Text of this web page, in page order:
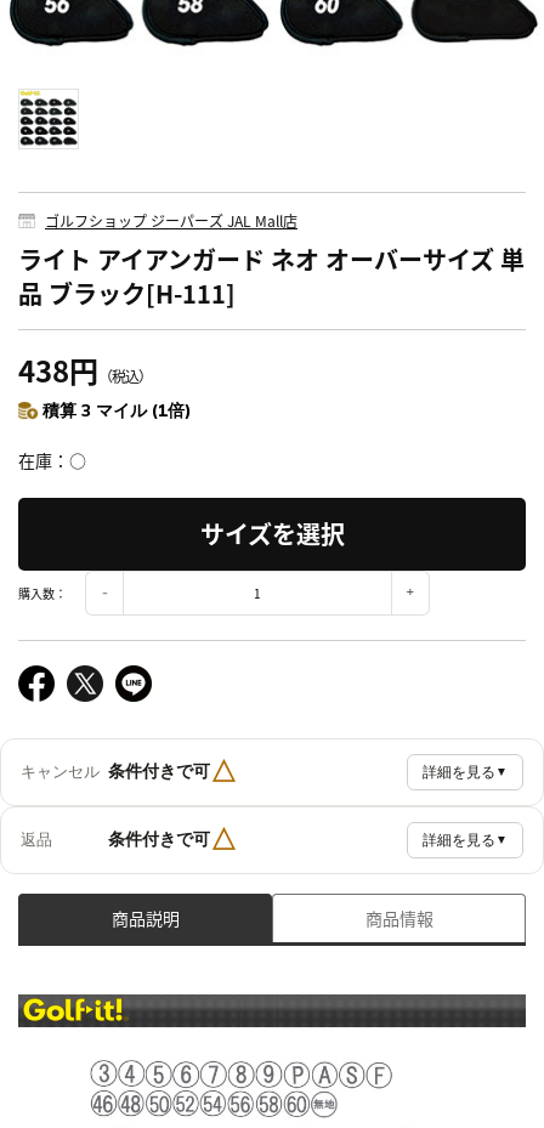
ゴルフショップ ジーパーズ JAL Mall店
ライト アイアンガード ネオ オーバーサイズ 単
品 ブラック[H-111]
438円 （税込）
積算 3 マイル (1倍)
在庫 ○
サイズを選択
購入数：
キャンセル 条件付きで可△ 詳細を見る ▼
返品 条件付きで可△ 詳細を見る ▼
商品説明 商品情報